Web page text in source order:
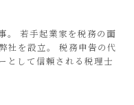
。 若手起業家を税務の面
社を設立。 税務申告の代
として信頼される税理士